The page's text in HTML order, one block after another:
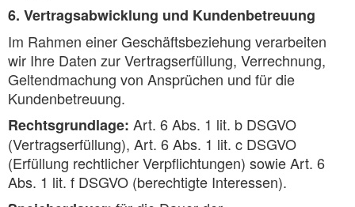
6. Vertragsabwicklung und Kundenbetreuung
Im Rahmen einer Geschäftsbeziehung verarbeiten
wir Ihre Daten zur Vertragserfüllung, Verrechnung,
Geltendmachung von Ansprüchen und für die
Kundenbetreuung.
Rechtsgrundlage: Art. 6 Abs. 1 lit. b DSGVO
(Vertragserfüllung), Art. 6 Abs. 1 lit. c DSGVO
(Erfüllung rechtlicher Verpflichtungen) sowie Art. 6
Abs. 1 lit. f DSGVO (berechtigte Interessen).